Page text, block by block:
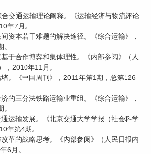
交通运输理论阐释。《运输经济与物流评论
年7月。
资本若干难题的解决途径。《综合运输》，
于合作博弈和集体理性。《内部参阅》（人
，2010年11月。
堵。《中国周刊》，2011年第1期，总第126
的三分法铁路运输业重组。《综合运输》，
运输发展。《北京交通大学学报（社会科学
年第4期。
革的战略思考。《内部参阅》（人民日报内
6月。